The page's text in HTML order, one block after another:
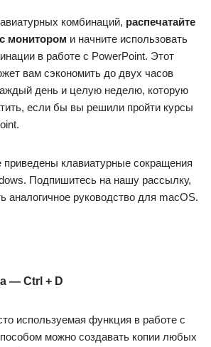
комбинаций, распечатайте
монитором и начните использовать
в работе с PowerPoint. Этот
вам сэкономить до двух часов
день и целую неделю, которую
если бы вы решили пройти курсы
приведены клавиатурные сокращения
Подпишитесь на нашу рассылку,
аналогичное руководство для macOS.
— Ctrl + D
используемая функция в работе с
можно создавать копии любых